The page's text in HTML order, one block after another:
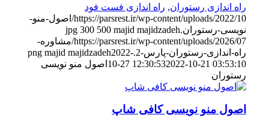
راه اندازی رستوران,راه اندازی فست فود
https://parsrest.ir/wp-content/uploads/2022/10/اصول-منو-
نویسی-رستوران.jpg
300 500 majid majidzadeh
https://parsrest.ir/wp-content/uploads/2026/07/مشاوره-
راه-اندازی-رستوران-پارس-2.png
majid majidzadeh2022-
10-27 12:30:532022-10-21 03:53:10
اصول منو نویسی
رستوران
اصول منو نویسی کافی شاپ